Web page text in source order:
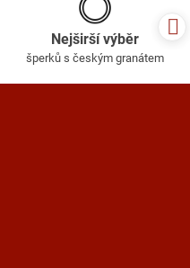
Nejširší výběr
šperků s českým granátem